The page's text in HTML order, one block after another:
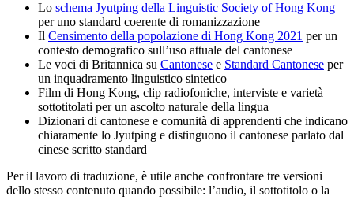
Lo schema Jyutping della Linguistic Society of Hong Kong
per uno standard coerente di romanizzazione
Il Censimento della popolazione di Hong Kong 2021 per un
contesto demografico sull’uso attuale del cantonese
Le voci di Britannica su Cantonese e Standard Cantonese per
un inquadramento linguistico sintetico
Film di Hong Kong, clip radiofoniche, interviste e varietà
sottotitolati per un ascolto naturale della lingua
Dizionari di cantonese e comunità di apprendenti che indicano
chiaramente lo Jyutping e distinguono il cantonese parlato dal
cinese scritto standard
Per il lavoro di traduzione, è utile anche confrontare tre versioni
dello stesso contenuto quando possibile: l’audio, il sottotitolo o la